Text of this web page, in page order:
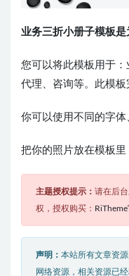
业务三折小册子模板是
您可以将此模板用于：
代理、咨询等。此模板
你可以使用不同的字体
把你的照片放在模板里
主题授权提示： 请在后
权，授权购买： RiTheme
声明： 本站所有文章资
网络资源，相关资源已